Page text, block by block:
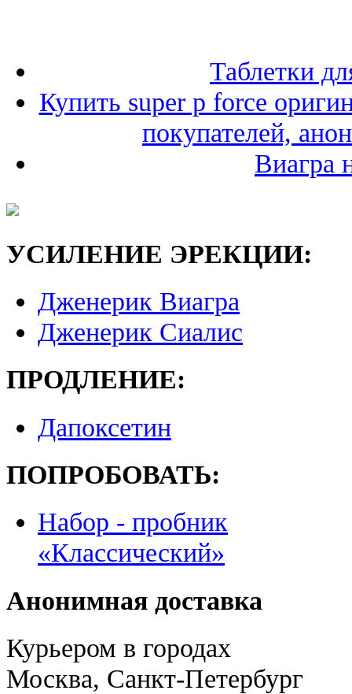
Таблетки
Купить super p force
покупателей,
Виагра
УСИЛЕНИЕ ЭРЕКЦИИ:
Дженерик Виагра
Дженерик Сиалис
ПРОДЛЕНИЕ:
Дапоксетин
ПОПРОБОВАТЬ:
Набор - пробник
«Классический»
Анонимная доставка
Курьером в городах
Москва, Санкт-Петербург